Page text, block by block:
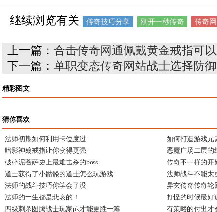
继续浏览有关 传奇技巧分享 刚开一秒传奇 传奇
上一篇： 合击传奇网通佩戴黄金戒指可
下一篇： 单职变态传奇网站战士选择防
精彩图文
猜你喜欢
法师初期如何利用卡位度过
如何打造游戏元
暗影神殇戒指让你变得更强
恶魔广场二层的
破碎泥菩萨史上最难击杀的boss
传奇不一样的开
道士获得了小骷髅的道士怎么玩游戏
法师战斗不能太
法师的战斗技巧你学会了没
异玄传奇传奇轮
法师的一生都是悲哀的！
打怪的时候最好
四级刺杀图腾战士玩家pk才能更胜一筹
有策略的付出才